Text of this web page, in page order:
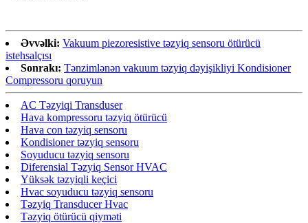
Əvvəlki: Vakuum piezoresistive təzyiq sensoru ötürücü
istehsalçısı
Sonrakı: Tənzimlənən vakuum təzyiq dəyişikliyi Kondisioner
Compressoru qoruyun
AC Təzyiqi Transduser
Hava kompressoru təzyiq ötürücü
Hava con təzyiq sensoru
Kondisioner təzyiq sensoru
Soyuducu təzyiq sensoru
Diferensial Təzyiq Sensor HVAC
Yüksək təzyiqli keçici
Hvac soyuducu təzyiq sensoru
Təzyiq Transducer Hvac
Təzyiq ötürücü qiyməti